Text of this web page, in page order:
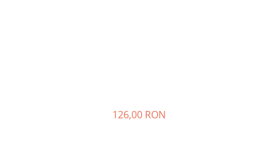
126,00 RON